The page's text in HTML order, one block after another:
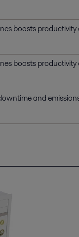
boosts
boosts
and